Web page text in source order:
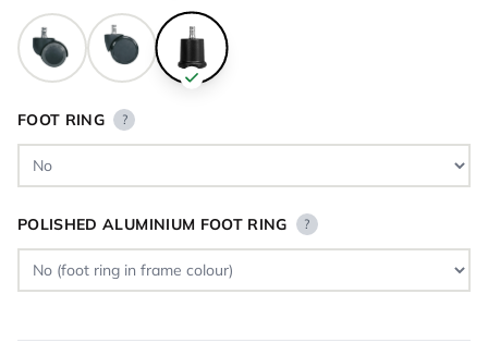
FOOT RING ?
POLISHED ALUMINIUM FOOT RING ?